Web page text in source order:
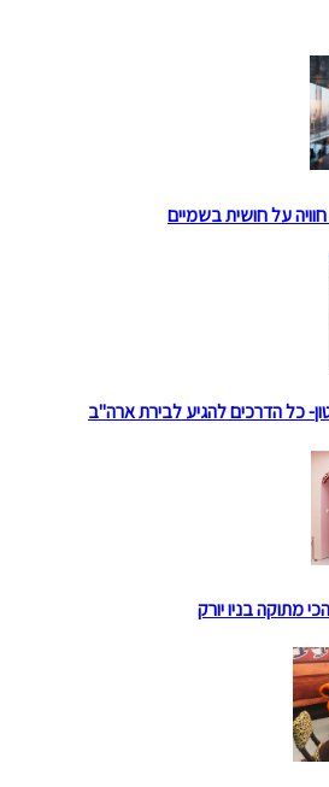
על חושית בשמיים
כל הדרכים להגיע לבירת ארה"ב
מתוקה בניו יורק